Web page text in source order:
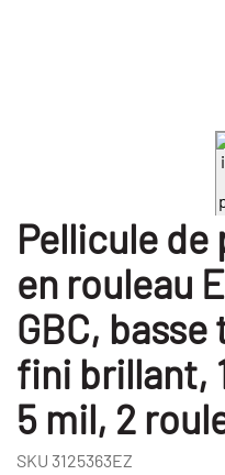
Pellicule
en rouleau
GBC,
fini brillant,
5 mil, 2
SKU 3125363EZ